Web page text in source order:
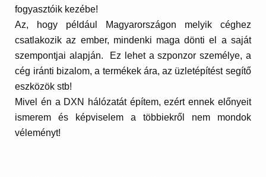
fogyasztóik kezébe!
Az, hogy például Magyarországon melyik céghez
csatlakozik az ember, mindenki maga dönti el a saját
szempontjai alapján. Ez lehet a szponzor személye, a
cég iránti bizalom, a termékek ára, az üzletépítést segítő
eszközök stb!
Mivel én a DXN hálózatát építem, ezért ennek előnyeit
ismerem és képviselem a többiekről nem mondok
véleményt!